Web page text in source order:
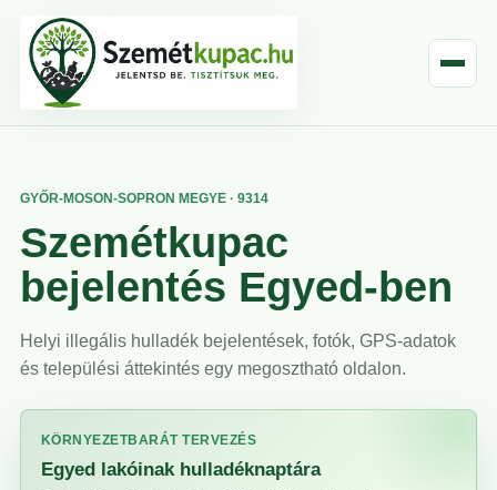
GYŐR-MOSON-SOPRON MEGYE · 9314
Szemétkupac
bejelentés Egyed-ben
Helyi illegális hulladék bejelentések, fotók, GPS-adatok
és települési áttekintés egy megosztható oldalon.
KÖRNYEZETBARÁT TERVEZÉS
Egyed lakóinak hulladéknaptára